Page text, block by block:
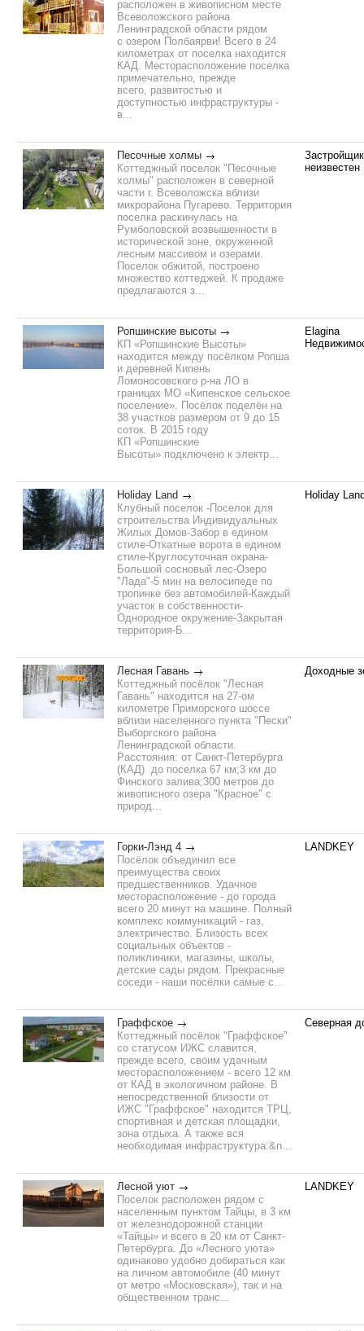
расположен в живописном месте
Всеволожского района
Ленинградской области рядом
с озером Полбаярви! Всего в 24
километрах от поселка находится
КАД. Месторасположение поселка
примечательно, прежде
всего, развитостью и
доступностью инфраструктуры -
в...
Песочные холмы
Коттеджный поселок "Песочные
холмы" расположен в северной
части г. Всеволожска вблизи
микрорайона Пугарево. Территория
поселка раскинулась на
Румболовской возвышенности в
исторической зоне, окруженной
лесным массивом и озерами.
Поселок обжитой, построено
множество коттеджей. К продаже
предлагаются з...
Застройщик
неизвестен
Ропшинские высоты
КП «Ропшинские Высоты»
находится между посёлком Ропша
и деревней Кипень
Ломоносовского р-на ЛО в
границах МО «Кипенское сельское
поселение». Посёлок поделён на
38 участков размером от 9 до 15
соток. В 2015 году
КП «Ропшинские
Высоты» подключено к электр...
Elagina
Holiday Land
Клубный поселок -Поселок для
строительства Индивидуальных
Жилых Домов-Забор в едином
стиле-Откатные ворота в едином
стиле-Круглосуточная охрана-
Большой сосновый лес-Озеро
"Лада"-5 мин на велосипеде по
тропинке без автомобилей-Каждый
участок в собственности-
Однородное окружение-Закрытая
территория-Б...
Holiday
Лесная Гавань
Коттеджный посёлок "Лесная
Гавань" находится на 27-ом
километре Приморского шоссе
вблизи населенного пункта "Пески"
Выборгского района
Ленинградской области.
Расстояния: от Санкт-Петербурга
(КАД) до поселка 67 км;3 км до
Финского залива;300 метров до
живописного озера "Красное" с
природ...
Доходные
Горки-Лэнд 4
Посёлок объединил все
преимущества своих
предшественников. Удачное
месторасположение - до города
всего 20 минут на машине. Полный
комплекс коммуникаций - газ,
электричество. Близость всех
социальных объектов -
поликлиники, магазины, школы,
детские сады рядом. Прекрасные
соседи - наши посёлки самые с...
LANDKEY
Граффское
Коттеджный посёлок "Граффское"
со статусом ИЖС славится,
прежде всего, своим удачным
месторасположением - всего 12 км
от КАД в экологичном районе. В
непосредственной близости от
ИЖС "Граффское" находится ТРЦ,
спортивная и детская площадки,
зона отдыха. А также вся
необходимая инфраструктура:&n...
Северная
Лесной уют
Поселок расположен рядом с
населенным пунктом Тайцы, в 3 км
от железнодорожной станции
«Тайцы» и всего в 20 км от Санкт-
Петербурга. До «Лесного уюта»
одинаково удобно добираться как
на личном автомобиле (40 минут
от метро «Московская»), так и на
общественном транс...
LANDKEY